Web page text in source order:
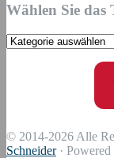
Wählen Sie das
Wählen
© 2014-2026 Alle
Schneider· Powered